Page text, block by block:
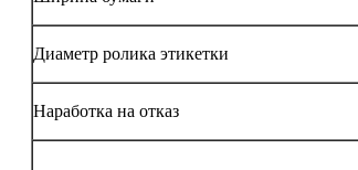
Диаметр ролика этикетки
Наработка на отказ